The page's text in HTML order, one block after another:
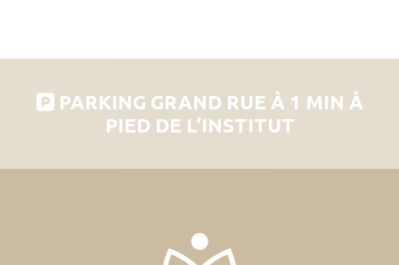
PARKING GRAND RUE À 1 MIN À
PIED DE L’INSTITUT